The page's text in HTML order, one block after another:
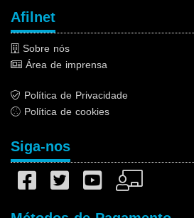
Afilnet
Sobre nós
Área de imprensa
Política de Privacidade
Política de cookies
Siga-nos